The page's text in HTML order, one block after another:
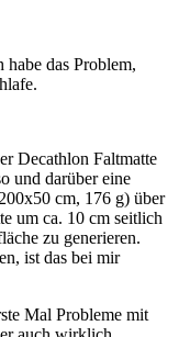
habe das Problem,
Decathlon Faltmatte
und darüber eine
cm, 176 g) über
um ca. 10 cm seitlich
zu generieren.
ist das bei mir
Mal Probleme mit